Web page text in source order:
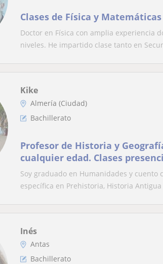
Clases de Física y
Doctor en Física con amplia experiencia
niveles. He impartido clase tanto en
Kike
Almería (Ciudad)
Bachillerato
Profesor de Historia y
cualquier edad. Clases
Soy graduado en Humanidades y
específica en Prehistoria, Historia Antigua
Inés
Antas
Bachillerato